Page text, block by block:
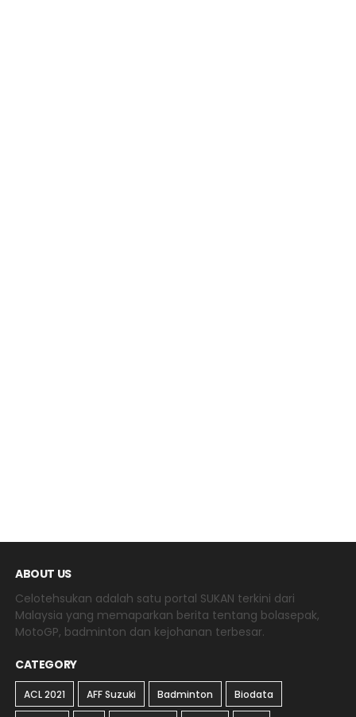
ABOUT US
Celotehsukan adalah satu portal SUKAN terkini dari
Malaysia yang memaparkan berita tentang bolasepak,
MotoGP, badminton dan kejohanan terbesar.
CATEGORY
ACL 2021 AFF Suzuki Badminton Biodata